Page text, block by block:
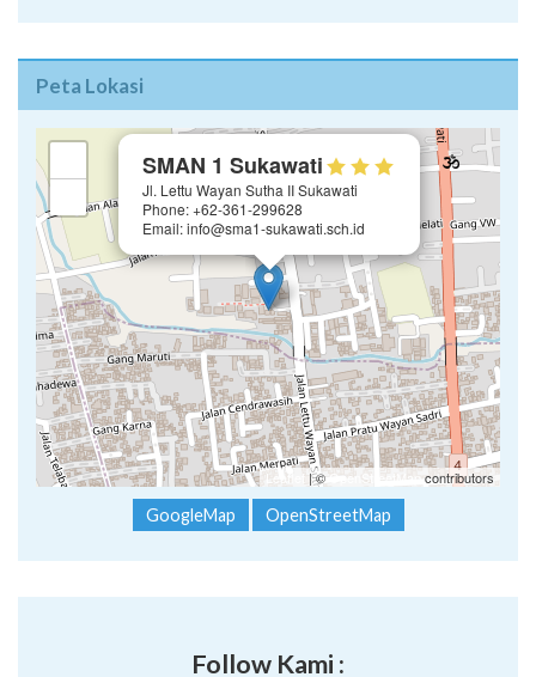
Peta Lokasi
SMAN 1 Sukawati
Jl. Lettu Wayan Sutha II Sukawati
Phone: +62-361-299628
Email: info@sma1-sukawati.sch.id
Leaflet | ©OpenStreetMap contributors
GoogleMap OpenStreetMap
Follow Kami :